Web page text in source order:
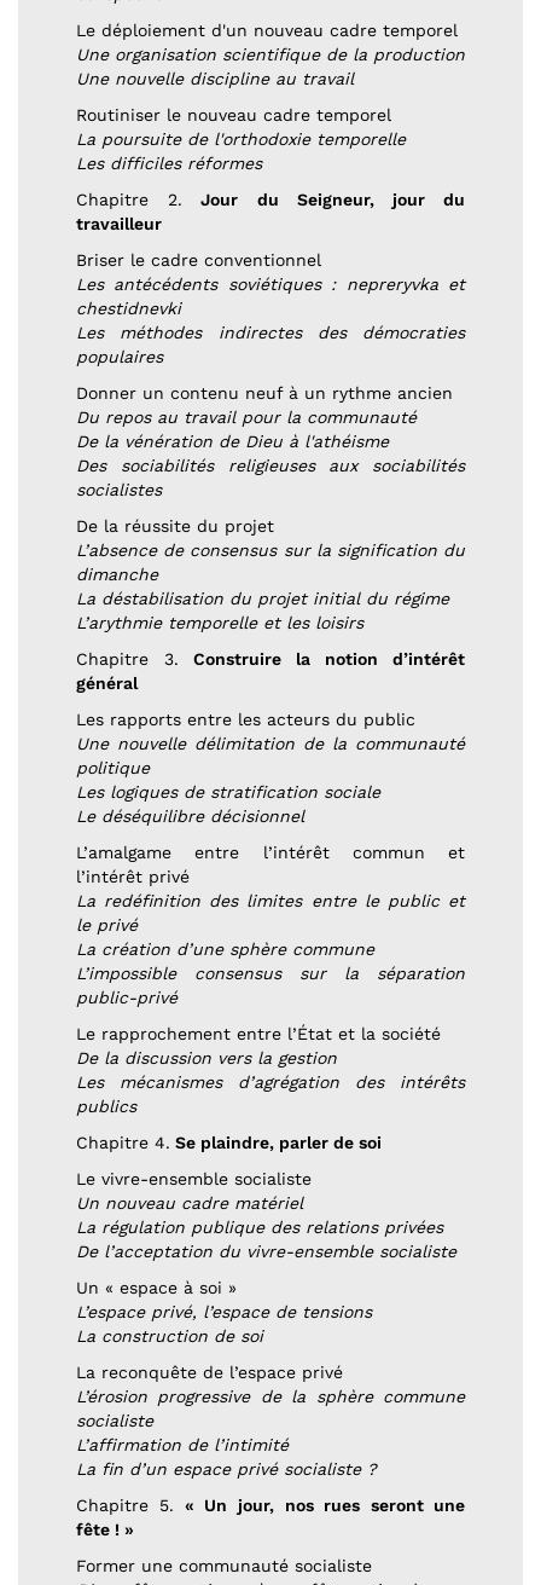
Le déploiement d'un nouveau cadre temporel
Une organisation scientifique de la production
Une nouvelle discipline au travail
Routiniser le nouveau cadre temporel
La poursuite de l'orthodoxie temporelle
Les difficiles réformes
Chapitre 2. Jour du Seigneur, jour du
travailleur
Briser le cadre conventionnel
Les antécédents soviétiques : nepreryvka et
chestidnevki
Les méthodes indirectes des démocraties
populaires
Donner un contenu neuf à un rythme ancien
Du repos au travail pour la communauté
De la vénération de Dieu à l'athéisme
Des sociabilités religieuses aux sociabilités
socialistes
De la réussite du projet
L’absence de consensus sur la signification du
dimanche
La déstabilisation du projet initial du régime
L’arythmie temporelle et les loisirs
Chapitre 3. Construire la notion d’intérêt
général
Les rapports entre les acteurs du public
Une nouvelle délimitation de la communauté
politique
Les logiques de stratification sociale
Le déséquilibre décisionnel
L’amalgame entre l’intérêt commun et
l’intérêt privé
La redéfinition des limites entre le public et
le privé
La création d’une sphère commune
L’impossible consensus sur la séparation
public-privé
Le rapprochement entre l’État et la société
De la discussion vers la gestion
Les mécanismes d’agrégation des intérêts
publics
Chapitre 4. Se plaindre, parler de soi
Le vivre-ensemble socialiste
Un nouveau cadre matériel
La régulation publique des relations privées
De l’acceptation du vivre-ensemble socialiste
Un « espace à soi »
L’espace privé, l’espace de tensions
La construction de soi
La reconquête de l’espace privé
L’érosion progressive de la sphère commune
socialiste
L’affirmation de l’intimité
La fin d’un espace privé socialiste ?
Chapitre 5. « Un jour, nos rues seront une
fête ! »
Former une communauté socialiste